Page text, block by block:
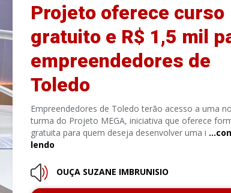
Projeto oferece curso
gratuito e R$ 1,5 mil
empreendedores de
Toledo
Empreendedores de Toledo terão acesso a uma
turma do Projeto MEGA, iniciativa que oferece
gratuita para quem deseja desenvolver uma i
lendo
OUÇA SUZANE IMBRUNISIO